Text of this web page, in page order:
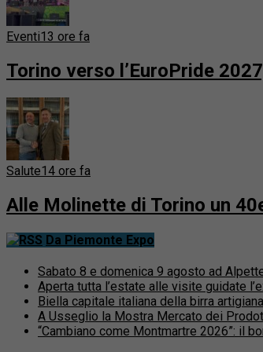
Eventi13 ore fa
Torino verso l’EuroPride
Salute14 ore fa
Alle Molinette di Torino un
Da Piemonte Expo
Sabato 8 e domenica 9 agosto ad
Aperta tutta l’estate alle visite guidate
Biella capitale italiana della birra
A Usseglio la Mostra Mercato dei
“Cambiano come Montmartre 2026”: il